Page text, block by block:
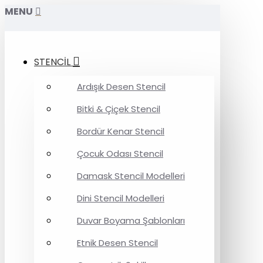
MENU
STENCİL
Ardışık Desen Stencil
Bitki & Çiçek Stencil
Bordür Kenar Stencil
Çocuk Odası Stencil
Damask Stencil Modelleri
Dini Stencil Modelleri
Duvar Boyama Şablonları
Etnik Desen Stencil